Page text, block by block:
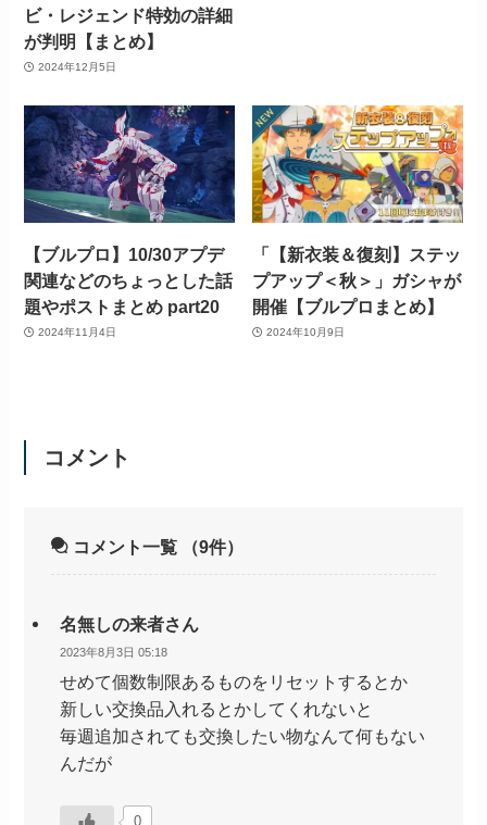
ビ・レジェンド特効の詳細
が判明【まとめ】
2024年12月5日
【ブルプロ】10/30アプデ
関連などのちょっとした話
題やポストまとめ part20
2024年11月4日
「【新衣装＆復刻】ステッ
プアップ＜秋＞」ガシャが
開催【ブルプロまとめ】
2024年10月9日
コメント
コメント一覧 （9件）
名無しの来者さん
2023年8月3日 05:18
せめて個数制限あるものをリセットするとか
新しい交換品入れるとかしてくれないと
毎週追加されても交換したい物なんて何もない
んだが
0